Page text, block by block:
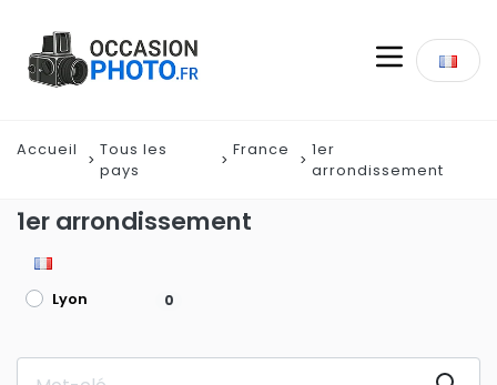
Accueil
Tous les
pays
France
1er
arrondissement
1er arrondissement
Lyon 0